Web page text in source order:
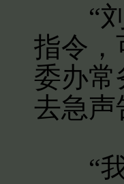
“刘
指令，
委办常
去急声
“我